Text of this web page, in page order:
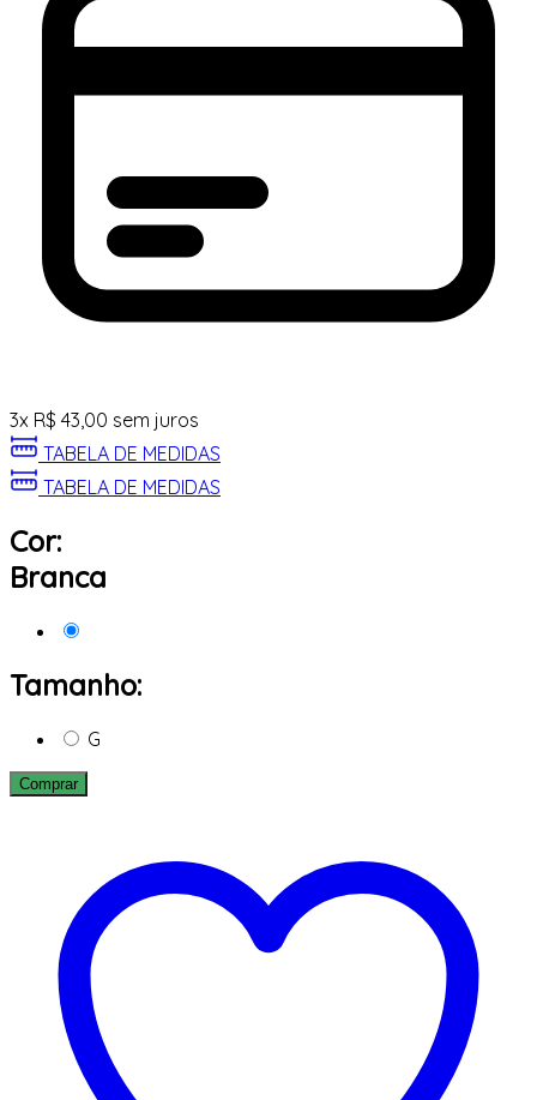
3x R$ 43,00 sem juros
TABELA DE MEDIDAS
TABELA DE MEDIDAS
Cor:
Branca
Tamanho:
G
Comprar